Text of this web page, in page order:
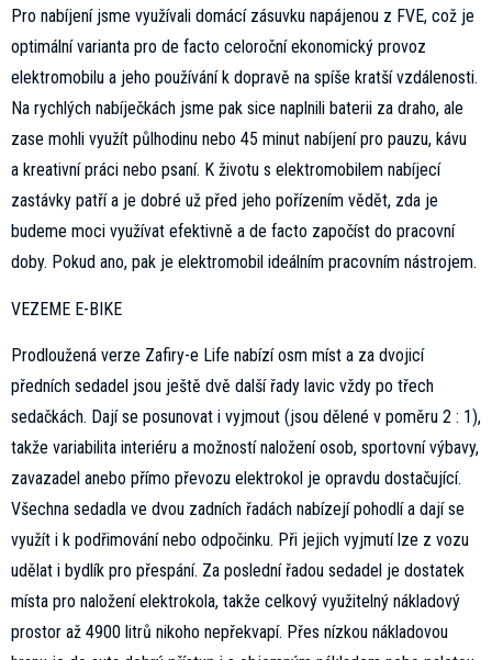
Pro nabíjení jsme využívali domácí zásuvku napájenou z FVE, což je
optimální varianta pro de facto celoroční ekonomický provoz
elektromobilu a jeho používání k dopravě na spíše kratší vzdálenosti.
Na rychlých nabíječkách jsme pak sice naplnili baterii za draho, ale
zase mohli využít půlhodinu nebo 45 minut nabíjení pro pauzu, kávu
a kreativní práci nebo psaní. K životu s elektromobilem nabíjecí
zastávky patří a je dobré už před jeho pořízením vědět, zda je
budeme moci využívat efektivně a de facto započíst do pracovní
doby. Pokud ano, pak je elektromobil ideálním pracovním nástrojem.
VEZEME E-BIKE
Prodloužená verze Zafiry-e Life nabízí osm míst a za dvojicí
předních sedadel jsou ještě dvě další řady lavic vždy po třech
sedačkách. Dají se posunovat i vyjmout (jsou dělené v poměru 2 : 1),
takže variabilita interiéru a možností naložení osob, sportovní výbavy,
zavazadel anebo přímo převozu elektrokol je opravdu dostačující.
Všechna sedadla ve dvou zadních řadách nabízejí pohodlí a dají se
využít i k podřimování nebo odpočinku. Při jejich vyjmutí lze z vozu
udělat i bydlík pro přespání. Za poslední řadou sedadel je dostatek
místa pro naložení elektrokola, takže celkový využitelný nákladový
prostor až 4900 litrů nikoho nepřekvapí. Přes nízkou nákladovou